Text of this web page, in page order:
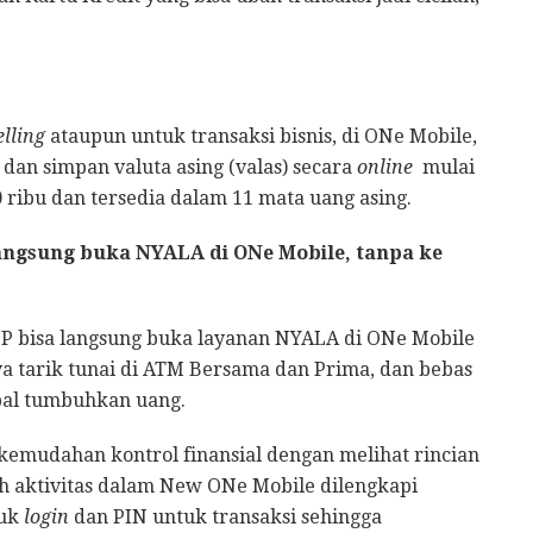
ataupun untuk transaksi bisnis, di ONe Mobile,
simpan valuta asing (valas) secara online mulai
dan tersedia dalam 11 mata uang asing.
buka NYALA di ONe Mobile, tanpa ke
bisa langsung buka layanan NYALA di ONe Mobile
tarik tunai di ATM Bersama dan Prima, dan bebas
tumbuhkan uang.
kontrol finansial dengan melihat rincian
aktivitas dalam New ONe Mobile dilengkapi
login dan PIN untuk transaksi sehingga